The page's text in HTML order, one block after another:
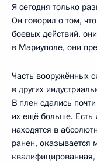
Я сегодня только
Он говорил о том,
боевых действий,
в Мариуполе, они
Часть вооружённых
в других
В плен сдались
их ещё больше. Есть
находятся в
ранен, оказывается